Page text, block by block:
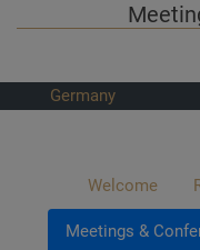
Germany
Welcome
Meetings &